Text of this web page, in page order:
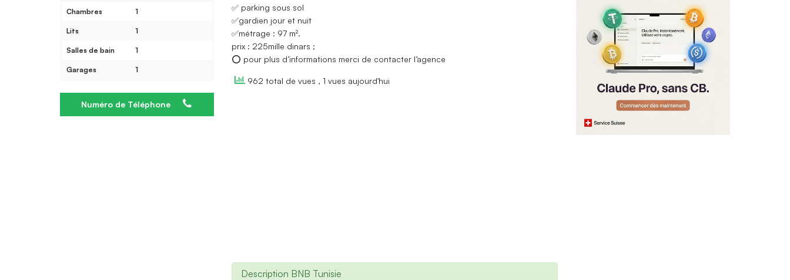
Chambres 1
Lits 1
Salles de bain 1
Garages 1
Numéro de Téléphone
✅ parking sous sol
✅gardien jour et nuit
✅métrage : 97 m².
prix : 225mille dinars ;
⭕️ pour plus d’informations merci de contacter l’agence
962 total de vues , 1 vues aujourd'hui
Description BNB Tunisie